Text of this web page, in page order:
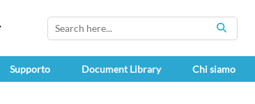
SEARCH
Supporto Document Library Chi siamo